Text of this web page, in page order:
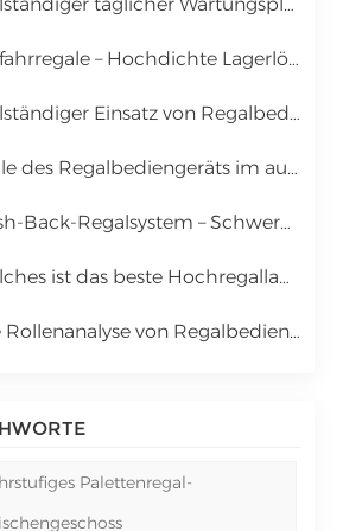
中文
русский
– Hochdichte Lagerlösung für Palettenware
Einsatz von Regalbediengeräten in automatisierten Lager- und Kommissioniersystemen (AS/RS)
im automatisierten Lager- und Kommissioniersystem (AS/RS) & Vollständige Kostenanalyse
Regalsystem – Schwerkraftwagen-Lagerlösung mit hoher Dichte
ist das beste Hochregallager für Palettenware? | Kingmore Drive-In-Regale
von Regalbediengeräten in automatisierten Lager- und Kommissioniersystemen (AS/RS)
Palettenregal-